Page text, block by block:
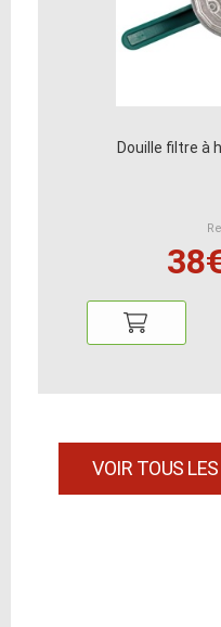
Douille filtre à
VOIR TOUS